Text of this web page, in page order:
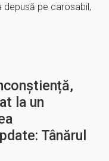
pe carosabil,
la un
Tânărul